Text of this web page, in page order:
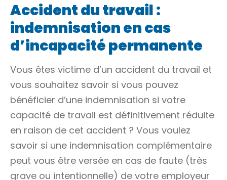
Accident du travail :
indemnisation en cas
d’incapacité permanente
Vous êtes victime d’un accident du travail et
vous souhaitez savoir si vous pouvez
bénéficier d’une indemnisation si votre
capacité de travail est définitivement réduite
en raison de cet accident ? Vous voulez
savoir si une indemnisation complémentaire
peut vous être versée en cas de faute (très
grave ou intentionnelle) de votre employeur